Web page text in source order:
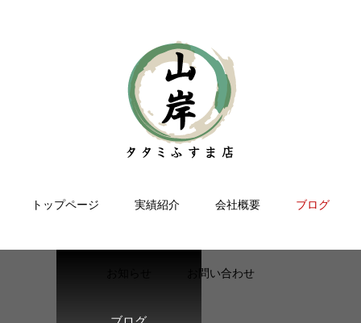
トップページ 実績紹介 会社概要 ブログ
お問い合わせ